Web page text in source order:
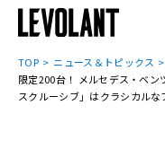
TOP
ニュース＆トピックス
限定200台！ メルセデス・ベン
スクルーシブ」はクラシカル